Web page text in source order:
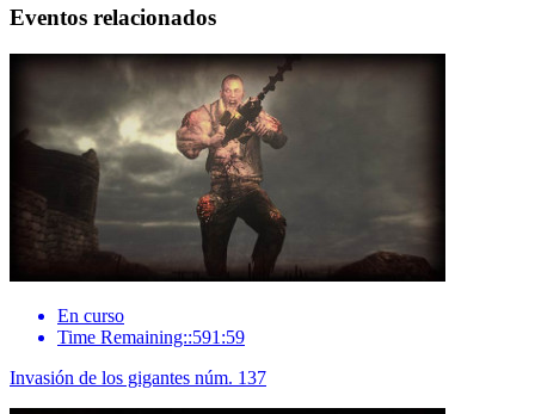
Eventos relacionados
En curso
Time Remaining::591:59
Invasión de los gigantes núm. 137